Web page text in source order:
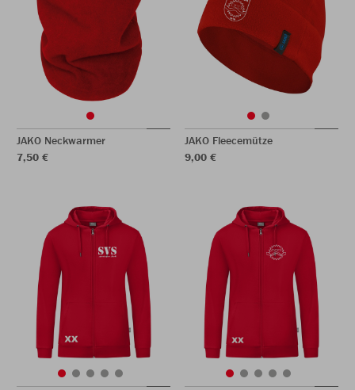
JAKO Neckwarmer
7,50 €
JAKO Fleecemütze
9,00 €